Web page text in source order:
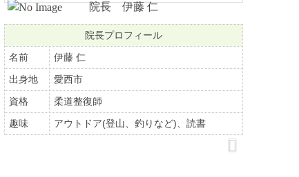
院長 伊藤 仁
院長プロフィール
名前
伊藤 仁
出身地
愛西市
資格
柔道整復師
趣味
アウトドア(登山、釣りなど)、読書